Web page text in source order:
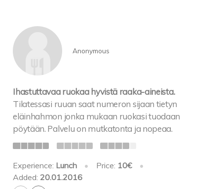
Anonymous
Ihastuttavaa ruokaa hyvistä raaka-aineista.
Tilatessasi ruuan saat numeron sijaan tietyn
eläinhahmon jonka mukaan ruokasi tuodaan
pöytään. Palvelu on mutkatonta ja nopeaa.
Experience: Lunch • Price: 10€
•
Added: 20.01.2016